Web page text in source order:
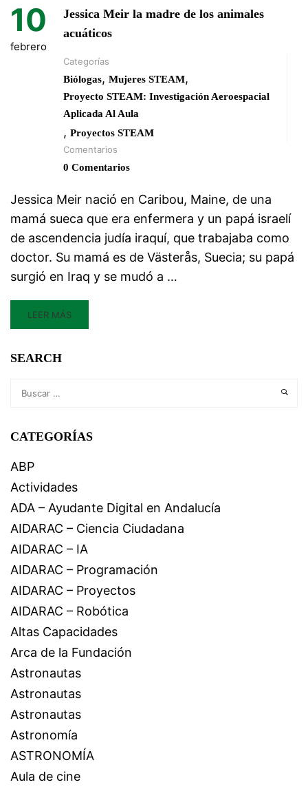
10
febrero
Jessica Meir la madre de los animales
acuáticos
Categorías
Biólogas, Mujeres STEAM,
Proyecto STEAM: Investigación Aeroespacial
Aplicada Al Aula
, Proyectos STEAM
Comentarios
0 Comentarios
Jessica Meir nació en Caribou, Maine, de una
mamá sueca que era enfermera y un papá israelí
de ascendencia judía iraquí, que trabajaba como
doctor. Su mamá es de Västerås, Suecia; su papá
surgió en Iraq y se mudó a …
LEER MÁS
SEARCH
CATEGORÍAS
ABP
Actividades
ADA – Ayudante Digital en Andalucía
AIDARAC – Ciencia Ciudadana
AIDARAC – IA
AIDARAC – Programación
AIDARAC – Proyectos
AIDARAC – Robótica
Altas Capacidades
Arca de la Fundación
Astronautas
Astronautas
Astronautas
Astronomía
ASTRONOMÍA
Aula de cine